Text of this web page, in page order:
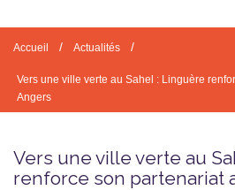
Accueil / Actualités /
Vers une ville verte au Sahel : Linguère
Angers
Vers une ville verte au
renforce son partenariat